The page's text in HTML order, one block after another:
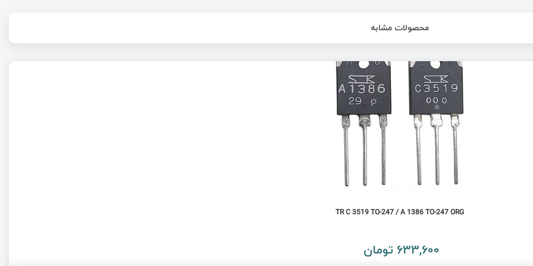
محصولات مشابه
TR C 3519 TO-247 / A 1386 TO-247 ORG
633,600 تومان